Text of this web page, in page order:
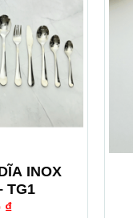
INOX
TG1
₫